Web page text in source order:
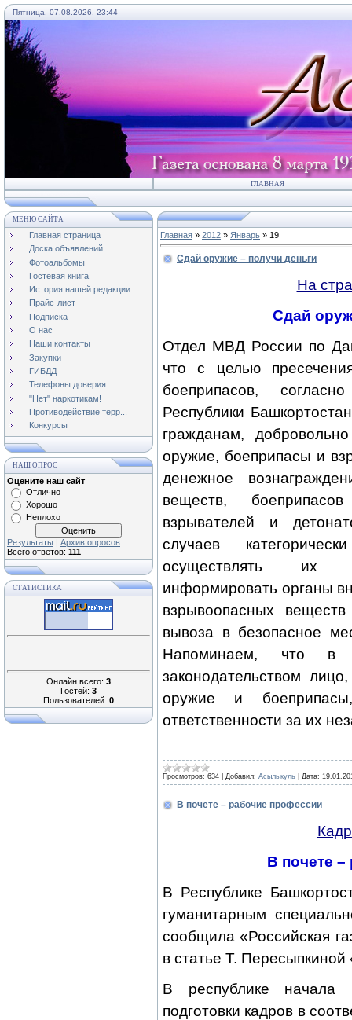
Пятница, 07.08.2026, 23:44
ГЛАВНАЯ
МЕНЮ САЙТА
Главная страница
Доска объявлений
Фотоальбомы
Гостевая книга
История нашей редакции
Прайс-лист
Подписка
О нас
Наши контакты
Закупки
ГИБДД
Телефоны доверия
"Нет" наркотикам!
Противодействие терр...
Конкурсы
НАШ ОПРОС
Оцените наш сайт
Отлично
Хорошо
Неплохо
Результаты | Архив опросов
Всего ответов: 111
СТАТИСТИКА
Онлайн всего: 3
Гостей: 3
Пользователей: 0
Главная » 2012 » Январь » 19
Сдай оружие – получи деньги
На
Сдай
Отдел МВД России по
что с целью
боеприпасов,
Республики
гражданам,
оружие, боеприпасы и
денежное
веществ,
взрывателей и
случаев
осуществлять их
информировать органы
взрывоопасных
вывоза в безопасное
Напоминаем, что в
законодательством
оружие и
ответственности за их
Просмотров: 634 Добавил: Асылыкуль Дата:
В почете – рабочие профессии
В почете
В Республике
гуманитарным
сообщила «Российская
в статье Т.
В республике начала
подготовки кадров в